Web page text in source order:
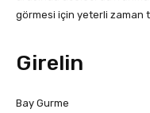
görmesi için yeterli zaman
Girelin
Bay Gurme